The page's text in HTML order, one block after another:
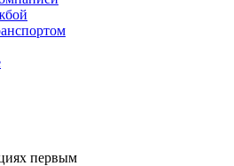
первым